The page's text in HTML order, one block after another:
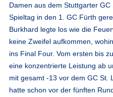
Damen aus dem Stuttgarter
Spieltag in den 1. GC Fürth
Burkhard legte los wie die
keine Zweifel aufkommen,
ins Final Four. Vom ersten bis
eine konzentrierte Leistung ab
mit gesamt -13 vor dem GC St.
hatte schon vor der fünften